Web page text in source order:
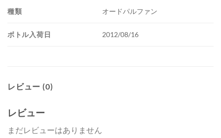
種類 オードパルファン
ボトル入荷日 2012/08/16
レビュー (0)
レビュー
まだレビューはありません